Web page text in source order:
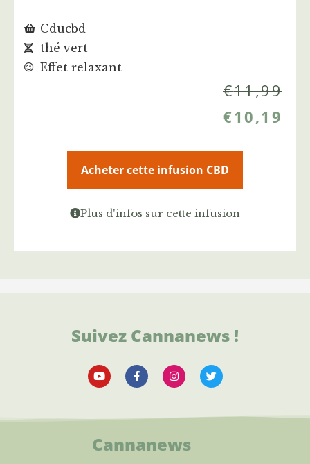
Cducbd
thé vert
Effet relaxant
€11,99
€10,19
Acheter cette infusion CBD
Plus d'infos sur cette infusion
Suivez Cannanews !
Cannanews